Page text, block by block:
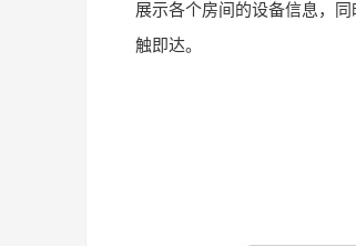
展示各个房间的设备信息，
触即达。